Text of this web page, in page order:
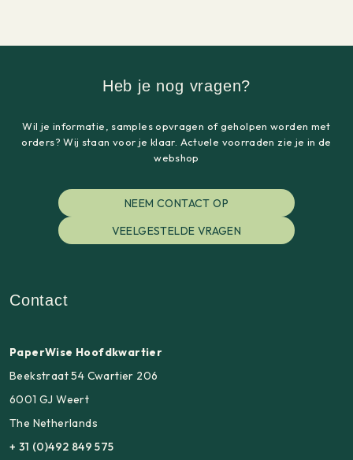
Heb je nog vragen?
Wil je informatie, samples opvragen of geholpen worden met
orders? Wij staan voor je klaar. Actuele voorraden zie je in de
webshop
NEEM CONTACT OP
VEELGESTELDE VRAGEN
Contact
PaperWise Hoofdkwartier
Beekstraat 54 Cwartier 206
6001 GJ Weert
The Netherlands
+ 31 (0)492 849 575